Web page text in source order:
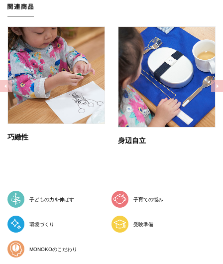
Previous
巧緻性 身辺自立
子どもの力を伸ばす 子育ての悩み
環境づくり 受験準備
MONOKOのこだわり